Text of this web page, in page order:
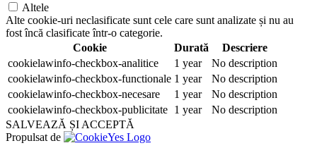
Altele
Alte cookie-uri neclasificate sunt cele care sunt analizate și nu au
fost încă clasificate într-o categorie.
Cookie
Durată
Descriere
cookielawinfo-checkbox-analitice
1 year
No description
cookielawinfo-checkbox-functionale 1 year
No description
cookielawinfo-checkbox-necesare
1 year
No description
cookielawinfo-checkbox-publicitate 1 year
No description
SALVEAZĂ ȘI ACCEPTĂ
Propulsat de